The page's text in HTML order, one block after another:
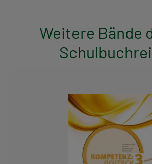
Weitere Bände